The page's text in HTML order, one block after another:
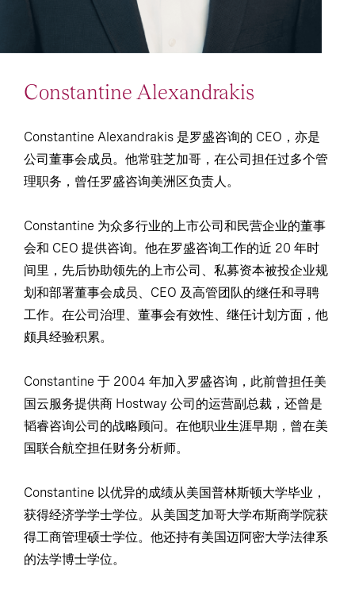
Constantine Alexandrakis
Constantine Alexandrakis 是罗盛咨询的 CEO，亦是
公司董事会成员。他常驻芝加哥，在公司担任过多个管
理职务，曾任罗盛咨询美洲区负责人。
Constantine 为众多行业的上市公司和民营企业的董事
会和 CEO 提供咨询。他在罗盛咨询工作的近 20 年时
间里，先后协助领先的上市公司、私募资本被投企业规
划和部署董事会成员、CEO 及高管团队的继任和寻聘
工作。在公司治理、董事会有效性、继任计划方面，他
颇具经验积累。
Constantine 于 2004 年加入罗盛咨询，此前曾担任美
国云服务提供商 Hostway 公司的运营副总裁，还曾是
韬睿咨询公司的战略顾问。在他职业生涯早期，曾在美
国联合航空担任财务分析师。
Constantine 以优异的成绩从美国普林斯顿大学毕业，
获得经济学学士学位。从美国芝加哥大学布斯商学院获
得工商管理硕士学位。他还持有美国迈阿密大学法律系
的法学博士学位。